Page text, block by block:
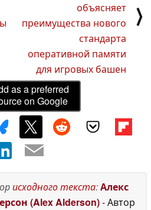
объясняет
преимущества нового
стандарта
оперативной памяти
для игровых башен
⟩
as a preferred
on Google
исходного текста:Алекс
(Alex Alderson)- Автор